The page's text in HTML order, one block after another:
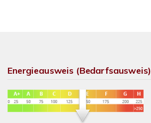
Energieausweis (Bedarfsausweis)